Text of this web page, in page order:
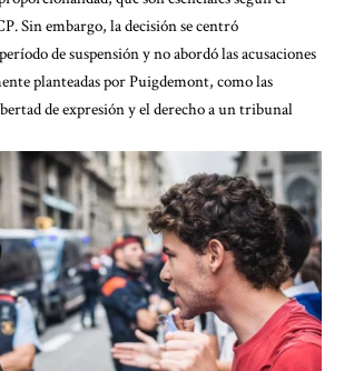
Sin embargo, la decisión se centró
de suspensión y no abordó las acusaciones
planteadas por Puigdemont, como las
de expresióny el derecho a un tribunal